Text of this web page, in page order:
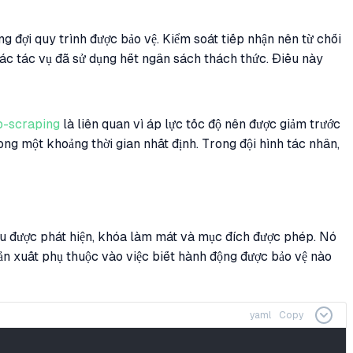
đợi quy trình được bảo vệ. Kiểm soát tiếp nhận nên từ chối
tác vụ đã sử dụng hết ngân sách thách thức. Điều này
scraping là liên quan vì áp lực tốc độ nên được giảm trước
một khoảng thời gian nhất định. Trong đội hình tác nhân,
phát hiện, khóa làm mát và mục đích được phép. Nó
xuất phụ thuộc vào việc biết hành động được bảo vệ nào
yaml Copy